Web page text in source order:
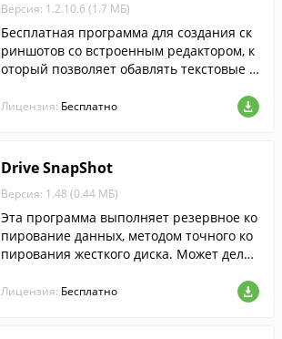
Версия: 1.2.10.6 (1.7 МБ)
Бесплатная программа для создания ск
риншотов со встроенным редактором, к
оторый позволяет обавлять текстовые к
ать выбранные области.
Лицензия: Бесплатно
Drive SnapShot
Версия: 1.48 (0.44 МБ)
Эта программа выполняет резервное ко
пирование данных, методом точного ко
пирования жесткого диска. Может делат
Лицензия: Бесплатно